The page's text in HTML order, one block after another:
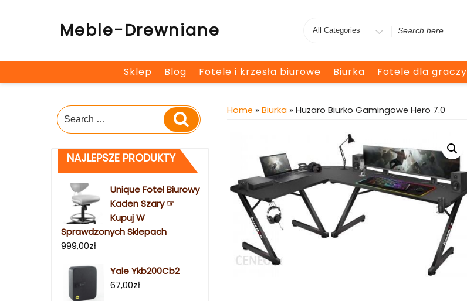
Meble-Drewniane
Search
Sklep Blog Fotele i krzesła biurowe Biurka Fotele dla graczy
Search
for:
Search
NAJLEPSZE PRODUKTY
Unique Fotel Biurowy
Kaden Szary ☞
Kupuj W
Sprawdzonych Sklepach
999,00zł
Yale Ykb200Cb2
67,00zł
Home » Biurka » Huzaro Biurko Gamingowe Hero 7.0